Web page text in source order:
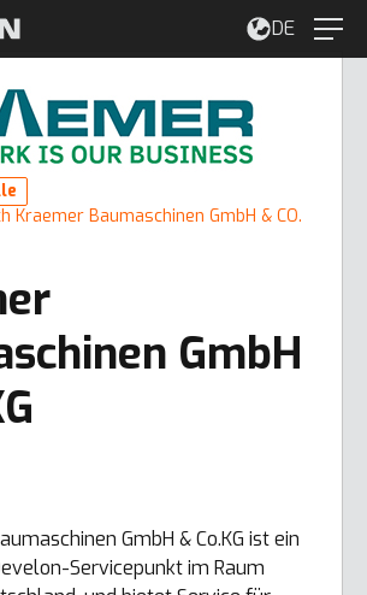
DE
Kraemer Baumaschinen GmbH & CO.
GmbH
GmbH & Co.KG ist ein
Servicepunkt im Raum